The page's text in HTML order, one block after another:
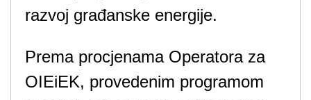
razvoj građanske energije.
Prema procjenama Operatora za
OIEiEK, provedenim programom